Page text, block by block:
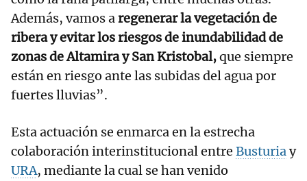
Además, vamos aregenerar la vegetación de
ribera y evitar los riesgos de inundabilidad de
zonas de Altamira y San Kristobal,que siempre
están en riesgo ante las subidas del agua por
fuertes lluvias”.
Esta actuación se enmarca en la estrecha
colaboración interinstitucional entre Busturiay
URA, mediante la cual se han venido